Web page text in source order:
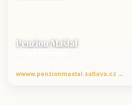
Penzion Maštal
wwww.penzionmastal.satlava.cz →